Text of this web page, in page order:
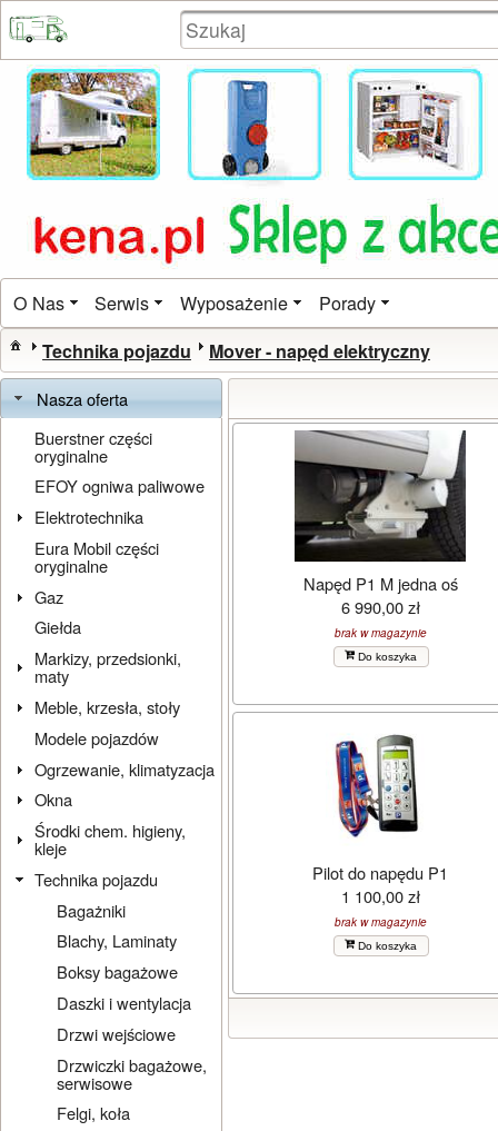
O Nas Serwis Wyposażenie Porady
Technika pojazdu Mover - napęd elektryczny
Nasza oferta
Buerstner części
oryginalne
EFOY ogniwa paliwowe
Elektrotechnika
Eura Mobil części
oryginalne
Gaz
Giełda
Markizy, przedsionki,
maty
Meble, krzesła, stoły
Modele pojazdów
Ogrzewanie, klimatyzacja
Okna
Środki chem. higieny,
kleje
Technika pojazdu
Bagażniki
Blachy, Laminaty
Boksy bagażowe
Daszki i wentylacja
Drzwi wejściowe
Drzwiczki bagażowe,
serwisowe
Felgi, koła
Napęd P1 M jedna oś
6 990,00 zł
brak w magazynie
Do koszyka
Pilot do napędu P1
1 100,00 zł
brak w magazynie
Do koszyka